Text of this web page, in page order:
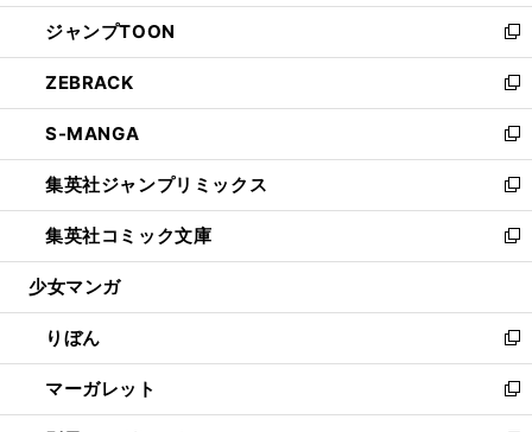
開
く
ウ
で
開
く
ン
ド
ウ
で
開
く
ウ
ィ
ン
ド
ウ
で
開
く
し
い
ウ
ィ
ン
ド
ウ
で
開
く
ジャンプTOON
新
し
い
ウ
ィ
ン
ド
ウ
で
開
ZEBRACK
新
し
い
ウ
ィ
ン
ド
ウ
開
く
S-MANGA
新
し
い
ウ
ィ
ン
ウ
で
開
く
集英社ジャンプリミックス
新
し
い
ウ
ン
ド
ウ
で
開
集英社コミック文庫
新
し
ウ
ィ
ン
ド
ウ
少女マンガ
りぼん
新
し
い
ウ
マーガレット
新
し